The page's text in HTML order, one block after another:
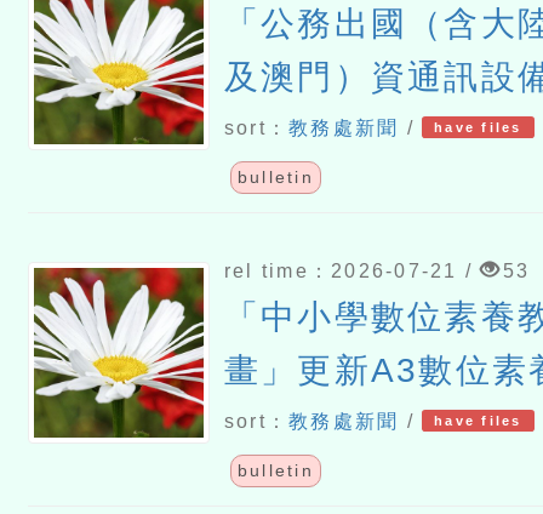
「公務出國（含大
及澳門）資通訊設
sort：教務處新聞 / have files
bulletin
rel time：2026-07-21 / 53
「中小學數位素養
畫」更新A3數位素
（1150615版）
sort：教務處新聞 / have files
bulletin